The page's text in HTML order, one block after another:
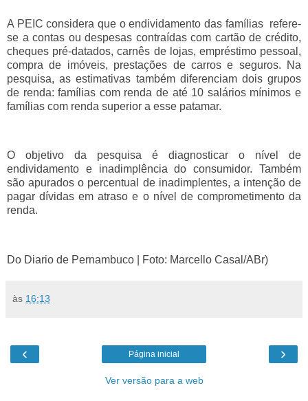
A PEIC considera que o endividamento das famílias refere-
se a contas ou despesas contraídas com cartão de crédito,
cheques pré-datados, carnês de lojas, empréstimo pessoal,
compra de imóveis, prestações de carros e seguros. Na
pesquisa, as estimativas também diferenciam dois grupos
de renda: famílias com renda de até 10 salários mínimos e
famílias com renda superior a esse patamar.
O objetivo da pesquisa é diagnosticar o nível de
endividamento e inadimplência do consumidor. Também
são apurados o percentual de inadimplentes, a intenção de
pagar dívidas em atraso e o nível de comprometimento da
renda.
Do Diario de Pernambuco | Foto: Marcello Casal/ABr)
às 16:13
‹ ›
Página inicial
Ver versão para a web